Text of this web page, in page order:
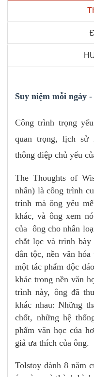
Suy niệm mỗi ngày
Công trình trọng
quan trọng, lịch sử
thông điệp chủ yếu
The Thoughts of
nhân) là công trình
trình mà ông yêu
khác, và ông xem
của ông cho nhân
chắt lọc và trình
dân tộc, nền văn
một tác phẩm độc
khác trong nền văn
trình này, ông đã
khác nhau: Những
chốt, những hệ
phẩm văn học của
giả ưa thích của ông.
Tolstoy dành 8 năm